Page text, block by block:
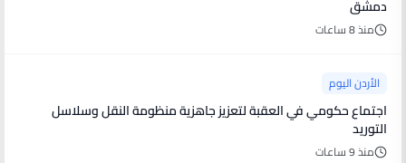
دمشق
منذ 8 ساعات
الأردن اليوم
اجتماع حكومي في العقبة لتعزيز جاهزية منظومة النقل وسلاسل
التوريد
منذ 9 ساعات